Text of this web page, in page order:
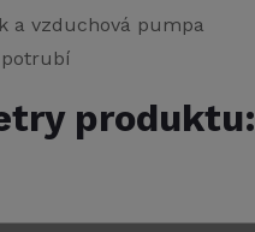
a vzduchová pumpa
produktu: